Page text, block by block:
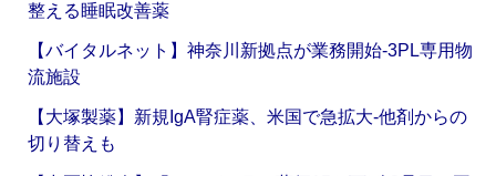
整える睡眠改善薬
【バイタルネット】神奈川新拠点が業務開始‐3PL専用物
流施設
【大塚製薬】新規IgA腎症薬、米国で急拡大‐他剤からの
切り替えも